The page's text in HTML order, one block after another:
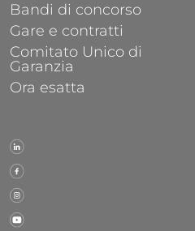
Bandi di concorso
Gare e contratti
Comitato Unico di
Garanzia
Ora esatta